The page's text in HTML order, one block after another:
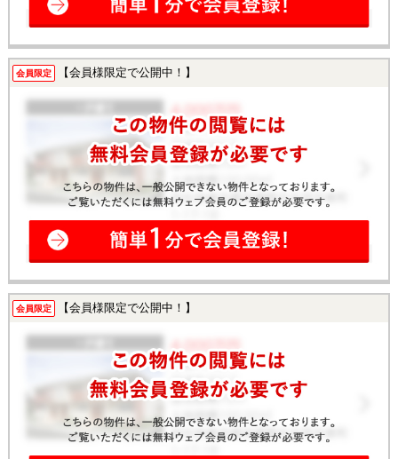
会員限定 【会員様限定で公開中！】
会員限定 【会員様限定で公開中！】